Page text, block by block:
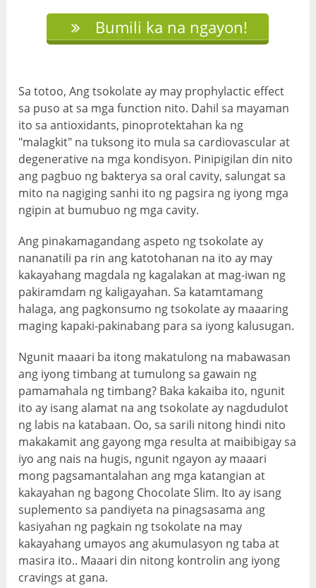
Bumili ka na ngayon!
Sa totoo, Ang tsokolate ay may prophylactic effect
sa puso at sa mga function nito. Dahil sa mayaman
ito sa antioxidants, pinoprotektahan ka ng
"malagkit" na tuksong ito mula sa cardiovascular at
degenerative na mga kondisyon. Pinipigilan din nito
ang pagbuo ng bakterya sa oral cavity, salungat sa
mito na nagiging sanhi ito ng pagsira ng iyong mga
ngipin at bumubuo ng mga cavity.
Ang pinakamagandang aspeto ng tsokolate ay
nananatili pa rin ang katotohanan na ito ay may
kakayahang magdala ng kagalakan at mag-iwan ng
pakiramdam ng kaligayahan. Sa katamtamang
halaga, ang pagkonsumo ng tsokolate ay maaaring
maging kapaki-pakinabang para sa iyong kalusugan.
Ngunit maaari ba itong makatulong na mabawasan
ang iyong timbang at tumulong sa gawain ng
pamamahala ng timbang? Baka kakaiba ito, ngunit
ito ay isang alamat na ang tsokolate ay nagdudulot
ng labis na katabaan. Oo, sa sarili nitong hindi nito
makakamit ang gayong mga resulta at maibibigay sa
iyo ang nais na hugis, ngunit ngayon ay maaari
mong pagsamantalahan ang mga katangian at
kakayahan ng bagong Chocolate Slim. Ito ay isang
suplemento sa pandiyeta na pinagsasama ang
kasiyahan ng pagkain ng tsokolate na may
kakayahang umayos ang akumulasyon ng taba at
masira ito.. Maaari din nitong kontrolin ang iyong
cravings at gana.